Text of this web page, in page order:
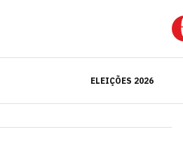
ELEIÇÕES 2026